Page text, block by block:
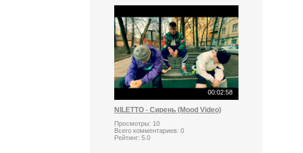
00:02:58
NILETTO - Сирень (Mood Video)
Просмотры: 10
Всего комментариев:0
Рейтинг:5.0